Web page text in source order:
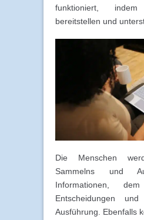
funktioniert,
bereitstellen und
Die Menschen
Sammelns und
Informationen,
Entscheidungen
Ausführung. Ebenfalls